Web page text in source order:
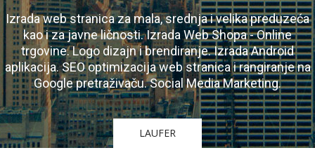
Izrada web stranica za mala, srednja i velika preduzeća
kao i za javne ličnosti. Izrada Web Shopa - Online
trgovine. Logo dizajn i brendiranje. Izrada Android
aplikacija. SEO optimizacija web stranica i rangiranje na
Google pretraživaču. Social Media Marketing.
LAUFER